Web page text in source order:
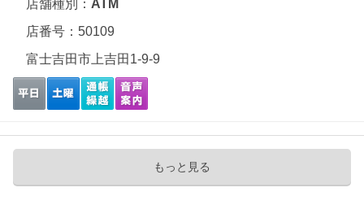
店舗種別： ATM
店番号：50109
富士吉田市上吉田1-9-9
もっと見る